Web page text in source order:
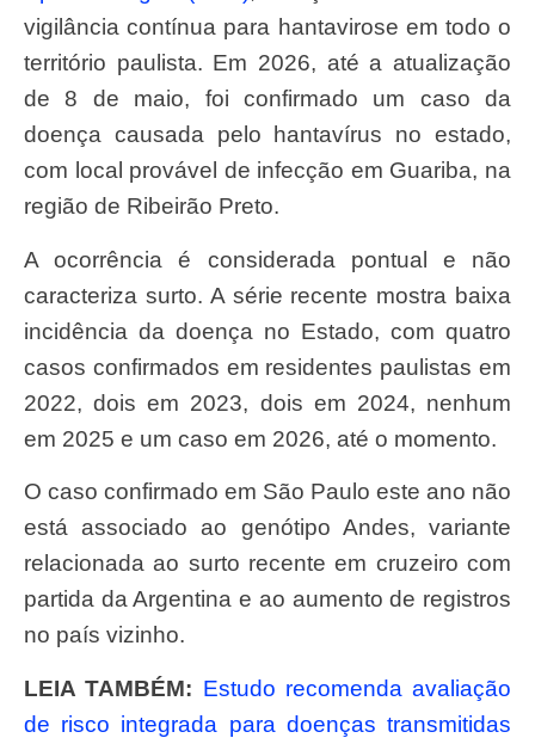
vigilância contínua para hantavirose em todo o
território paulista. Em 2026, até a atualização
de 8 de maio, foi confirmado um caso da
doença causada pelo hantavírus no estado,
com local provável de infecção em Guariba, na
região de Ribeirão Preto.
A ocorrência é considerada pontual e não
caracteriza surto. A série recente mostra baixa
incidência da doença no Estado, com quatro
casos confirmados em residentes paulistas em
2022, dois em 2023, dois em 2024, nenhum
em 2025 e um caso em 2026, até o momento.
O caso confirmado em São Paulo este ano não
está associado ao genótipo Andes, variante
relacionada ao surto recente em cruzeiro com
partida da Argentina e ao aumento de registros
no país vizinho.
LEIA TAMBÉM: Estudo recomenda avaliação
de risco integrada para doenças transmitidas